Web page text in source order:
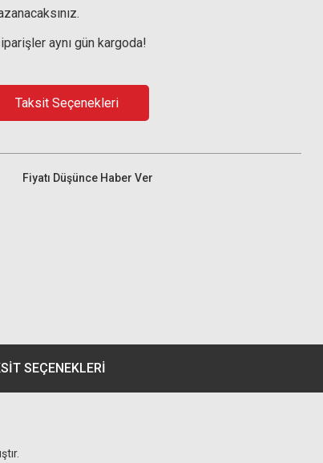
aynı gün kargoda!
Taksit Seçenekleri
Fiyatı Düşünce Haber Ver
SEÇENEKLERI